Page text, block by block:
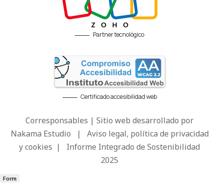
Partner tecnológico
Certificado accesibilidad web
Corresponsables | Sitio web desarrollado por
Nakama Estudio | Aviso legal, política de privacidad
y cookies | Informe Integrado de Sostenibilidad
2025
Form